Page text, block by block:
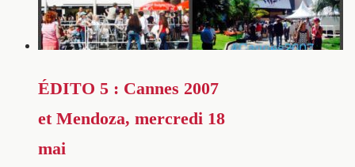
ÉDITO 5 : Cannes 2007
et Mendoza, mercredi 18
mai